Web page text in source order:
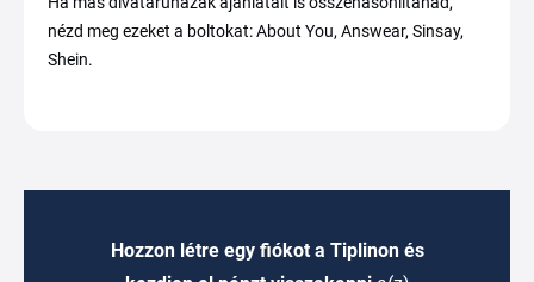
nézd meg ezeket a boltokat: About You, Answear, Sinsay,
Shein.
Hozzon létre egy fiókot a Tiplinon és